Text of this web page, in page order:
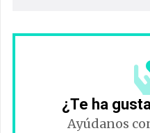
¿Te ha
Ayúdanos